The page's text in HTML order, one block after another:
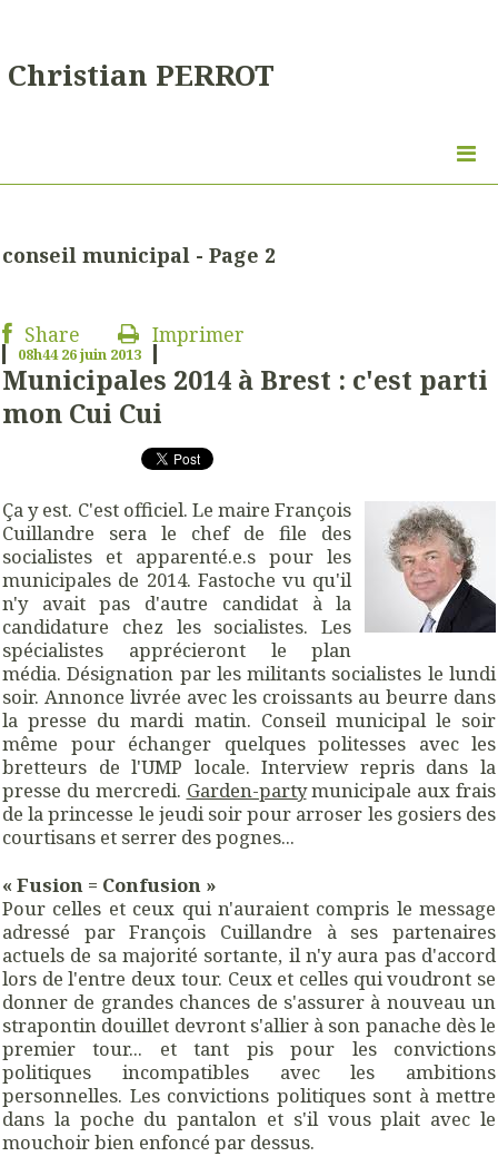
Christian PERROT
conseil municipal - Page 2
Share Imprimer
08h44 26juin 2013
Municipales 2014 à Brest : c'est parti
mon Cui Cui
Ça y est. C'est officiel. Le maire François
Cuillandre sera le chef de file des
socialistes et apparenté.e.s pour les
municipales de 2014. Fastoche vu qu'il
n'y avait pas d'autre candidat à la
candidature chez les socialistes. Les
spécialistes apprécieront le plan
média. Désignation par les militants socialistes le lundi
soir. Annonce livrée avec les croissants au beurre dans
la presse du mardi matin. Conseil municipal le soir
même pour échanger quelques politesses avec les
bretteurs de l'UMP locale. Interview repris dans la
presse du mercredi. Garden-partymunicipale aux frais
de la princesse le jeudi soir pour arroser les gosiers des
courtisans et serrer des pognes...
« Fusion = Confusion »
Pour celles et ceux qui n'auraient compris le message
adressé par François Cuillandre à ses partenaires
actuels de sa majorité sortante, il n'y aura pas d'accord
lors de l'entre deux tour. Ceux et celles qui voudront se
donner de grandes chances de s'assurer à nouveau un
strapontin douillet devront s'allier à son panache dès le
premier tour... et tant pis pour les convictions
politiques incompatibles avec les ambitions
personnelles. Les convictions politiques sont à mettre
dans la poche du pantalon et s'il vous plait avec le
mouchoir bien enfoncé par dessus.